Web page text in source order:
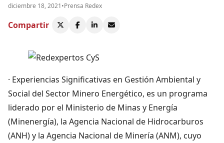
diciembre 18, 2021•Prensa Redex
Compartir
· Experiencias Significativas en Gestión Ambiental y
Social del Sector Minero Energético, es un programa
liderado por el Ministerio de Minas y Energía
(Minenergía), la Agencia Nacional de Hidrocarburos
(ANH) y la Agencia Nacional de Minería (ANM), cuyo